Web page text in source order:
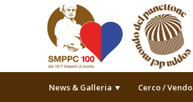
News & Galleria ▼ Cerco / Vendo